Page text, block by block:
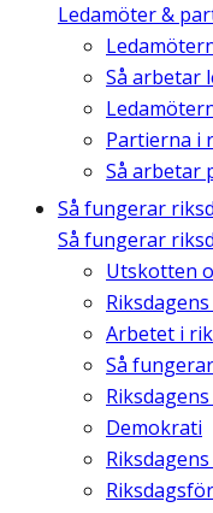
Ledamöter &
Så arbetar
Partierna i
Så arbetar
Så fungerar
Så fungerar
Utskotten
Arbetet i
Så
Demokrati